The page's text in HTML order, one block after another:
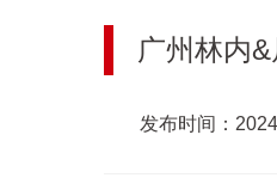
广州林内
发布时间：